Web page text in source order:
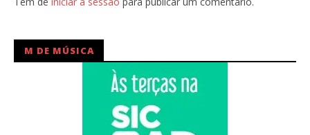
M DE MÚSICA